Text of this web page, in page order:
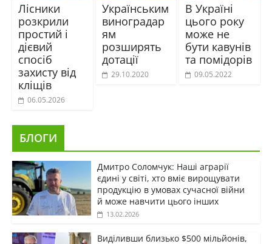
Лісники
розкрили
простий і
дієвий
спосіб
захисту від
кліщів
06.05.2026
Українським
виноградар
ям
розширять
дотації
29.10.2020
В Україні
цього року
може не
бути кавунів
та помідорів
09.05.2022
БЛОГИ
Дмитро Соломчук: Наші аграрії
єдині у світі, хто вміє вирощувати
продукцію в умовах сучасної війни
й може навчити цього інших
13.02.2026
Виділивши близько $500 мільйонів,